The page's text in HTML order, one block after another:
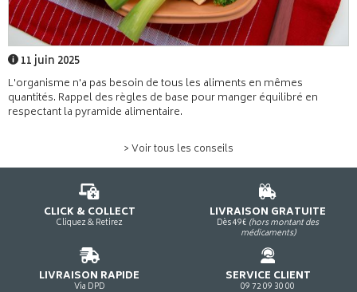
11 juin 2025
L'organisme n'a pas besoin de tous les aliments en mêmes
quantités. Rappel des règles de base pour manger équilibré en
respectant la pyramide alimentaire.
> Voir tous les conseils
CLICK & COLLECT
Cliquez & Retirez
LIVRAISON GRATUITE
Dès 49€ (hors montant des
médicaments)
LIVRAISON RAPIDE
Via DPD
SERVICE CLIENT
09 72 09 30 00